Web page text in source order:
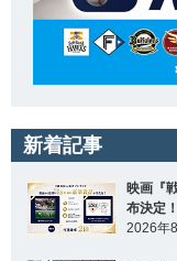
新着記事
映画『
布決定！
2026年